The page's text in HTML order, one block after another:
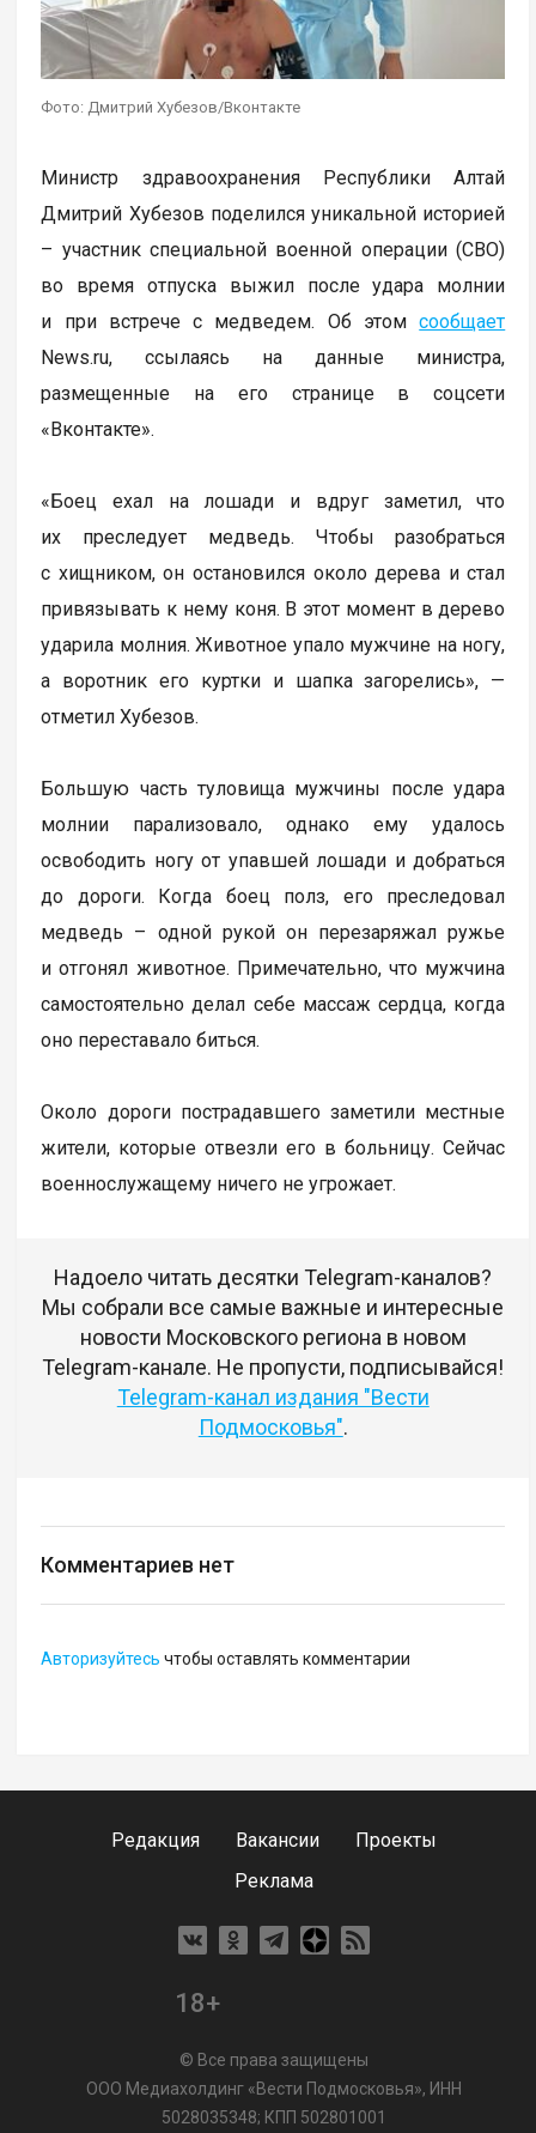
Фото: Дмитрий Хубезов/Вконтакте
Министр здравоохранения Республики Алтай
Дмитрий Хубезов поделился уникальной историей
– участник специальной военной операции (СВО)
во время отпуска выжил после удара молнии
и при встрече с медведем. Об этомсообщает
News.ru, ссылаясь на данные министра,
размещенные на его странице в соцсети
«Вконтакте».
«Боец ехал на лошади и вдруг заметил, что
их преследует медведь. Чтобы разобраться
с хищником, он остановился около дерева и стал
привязывать к нему коня. В этот момент в дерево
ударила молния. Животное упало мужчине на ногу,
а воротник его куртки и шапка загорелись», —
отметил Хубезов.
Большую часть туловища мужчины после удара
молнии парализовало, однако ему удалось
освободить ногу от упавшей лошади и добраться
до дороги. Когда боец полз, его преследовал
медведь – одной рукой он перезаряжал ружье
и отгонял животное. Примечательно, что мужчина
самостоятельно делал себе массаж сердца, когда
оно переставало биться.
Около дороги пострадавшего заметили местные
жители, которые отвезли его в больницу. Сейчас
военнослужащему ничего не угрожает.
Надоело читать десятки Telegram-каналов?
Мы собрали все самые важные и интересные
новости Московского региона в новом
Telegram-канале. Не пропусти, подписывайся!
Telegram-канал издания "Вести
Подмосковья".
Комментариев нет
Авторизуйтесь чтобы оставлять комментарии
Редакция Вакансии
Проекты
Реклама
18+
© Все права защищены
ООО Медиахолдинг «Вести Подмосковья», ИНН
5028035348; КПП 502801001